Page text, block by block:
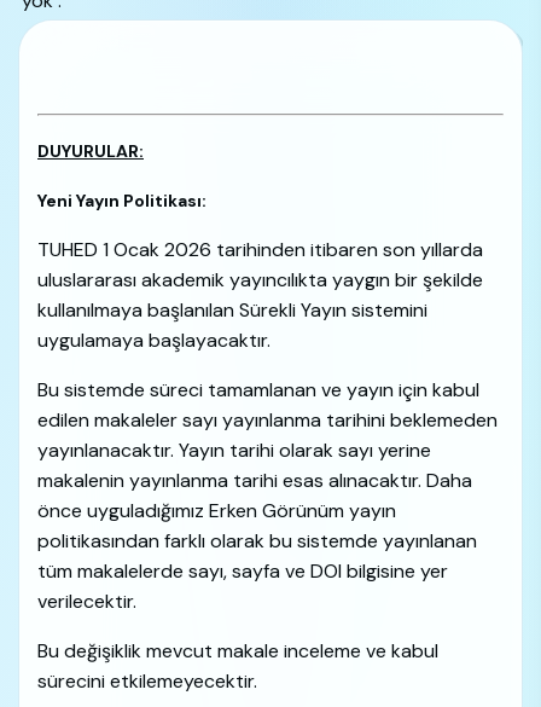
DUYURULAR:
Yeni Yayın Politikası:
TUHED 1 Ocak 2026 tarihinden itibaren son yıllarda
uluslararası akademik yayıncılıkta yaygın bir şekilde
kullanılmaya başlanılan Sürekli Yayın sistemini
uygulamaya başlayacaktır.
Bu sistemde süreci tamamlanan ve yayın için kabul
edilen makaleler sayı yayınlanma tarihini beklemeden
yayınlanacaktır. Yayın tarihi olarak sayı yerine
makalenin yayınlanma tarihi esas alınacaktır. Daha
önce uyguladığımız Erken Görünüm yayın
politikasından farklı olarak bu sistemde yayınlanan
tüm makalelerde sayı, sayfa ve DOI bilgisine yer
verilecektir.
Bu değişiklik mevcut makale inceleme ve kabul
sürecini etkilemeyecektir.